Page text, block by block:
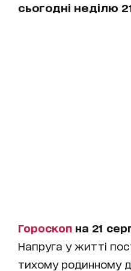
сьогодні неділю
Гороскоп на 21
Напруга у житті
тихому родинному